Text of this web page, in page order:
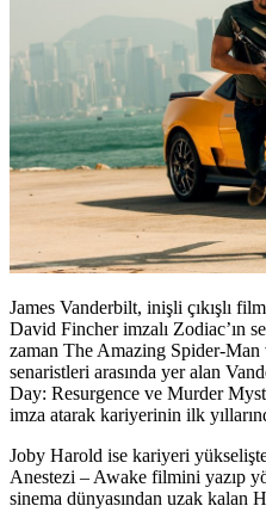
James Vanderbilt, inişli çıkışlı
David Fincher imzalı Zodiac’ın
zaman The Amazing Spider-
senaristleri arasında yer alan
Day: Resurgence ve Murder
imza atarak kariyerinin ilk
Joby Harold ise kariyeri
Anestezi – Awake filmini yazıp
sinema dünyasından uzak kalan